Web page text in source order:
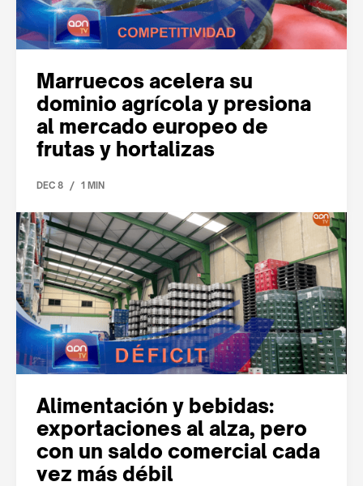
Marruecos acelera su
dominio agrícola y presiona
al mercado europeo de
frutas y hortalizas
DEC 8 / 1 MIN
Alimentación y bebidas:
exportaciones al alza, pero
con un saldo comercial cada
vez más débil